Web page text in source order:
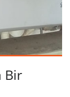
Bir